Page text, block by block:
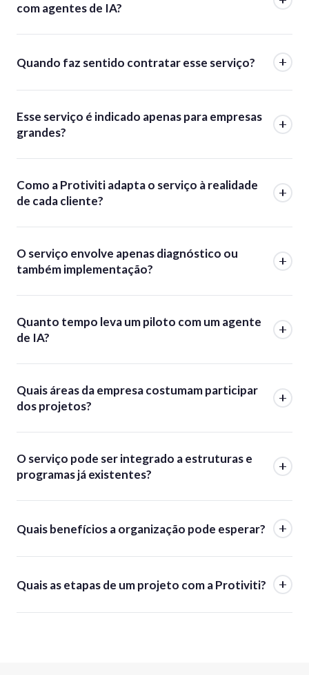
com agentes de IA?
Quando faz sentido contratar esse serviço?
Esse serviço é indicado apenas para empresas
grandes?
Como a Protiviti adapta o serviço à realidade
de cada cliente?
O serviço envolve apenas diagnóstico ou
também implementação?
Quanto tempo leva um piloto com um agente
de IA?
Quais áreas da empresa costumam participar
dos projetos?
O serviço pode ser integrado a estruturas e
programas já existentes?
Quais benefícios a organização pode esperar?
Quais as etapas de um projeto com a Protiviti?